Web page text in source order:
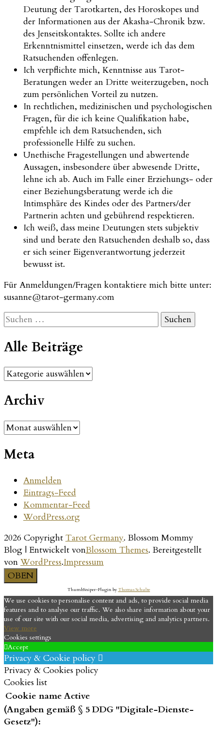
Deutung der Tarotkarten, des Horoskopes und
der Informationen aus der Akasha-Chronik bzw.
des Jenseitskontaktes. Sollte ich andere
Erkenntnismittel einsetzen, werde ich das dem
Ratsuchenden offenlegen.
Ich verpflichte mich, Kenntnisse aus Tarot-
Beratungen weder an Dritte weiterzugeben, noch
zum persönlichen Vorteil zu nutzen.
In rechtlichen, medizinischen und psychologischen
Fragen, für die ich keine Qualifikation habe,
empfehle ich dem Ratsuchenden, sich
professionelle Hilfe zu suchen.
Unethische Fragestellungen und abwertende
Aussagen, insbesondere über abwesende Dritte,
lehne ich ab. Auch im Falle einer Erziehungs- oder
einer Beziehungsberatung werde ich die
Intimsphäre des Kindes oder des Partners/der
Partnerin achten und gebührend respektieren.
Ich weiß, dass meine Deutungen stets subjektiv
sind und berate den Ratsuchenden deshalb so, dass
er sich seiner Eigenverantwortung jederzeit
bewusst ist.
Für Anmeldungen/Fragen kontaktiere mich bitte unter:
susanne@tarot-germany.com
Suchen
nach:
Alle Beiträge
Alle
Beiträge
Archiv
Archiv
Meta
Anmelden
Eintrags-Feed
Kommentar-Feed
WordPress.org
2026 Copyright Tarot Germany. Blossom Mommy
Blog | Entwickelt vonBlossom Themes. Bereitgestellt
von WordPress.Impressum
OBEN
ThumbSniper-Plugin by Thomas Schulte
We use cookies to personalise content and ads, to provide social media
features and to analyse our traffic. We also share information about your
use of our site with our social media, advertising and analytics partners.
View more
Cookies settings
Accept
Privacy & Cookie policy
Privacy & Cookies policy
Cookies list
Cookie name Active
(Angaben gemäß § 5 DDG "Digitale-Dienste-
Gesetz"):